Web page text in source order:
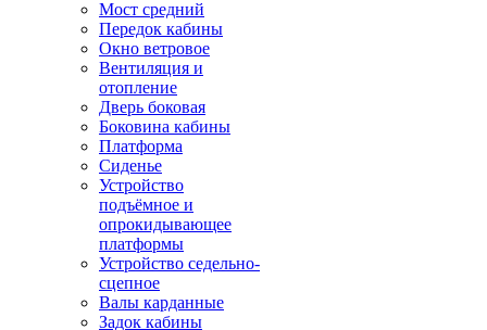
Мост средний
Передок кабины
Окно ветровое
Вентиляция и
отопление
Дверь боковая
Боковина кабины
Платформа
Сиденье
Устройство
подъёмное и
опрокидывающее
платформы
Устройство седельно-
сцепное
Валы карданные
Задок кабины